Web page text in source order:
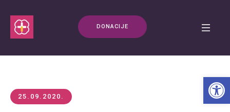
DONACIJE
25.09.2020.